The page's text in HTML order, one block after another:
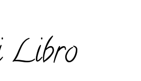
Libro